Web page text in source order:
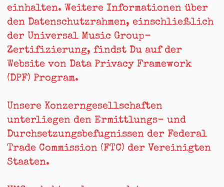
einhalten. Weitere Informationen über
den Datenschutzrahmen, einschließlich
der Universal Music Group-
Zertifizierung, findst Du auf der
Website von Data Privacy Framework
(DPF) Program.
Unsere Konzerngesellschaften
unterliegen den Ermittlungs- und
Durchsetzungsbefugnissen der Federal
Trade Commission (FTC) der Vereinigten
Staaten.